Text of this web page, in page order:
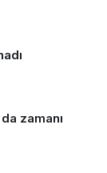
zamanı